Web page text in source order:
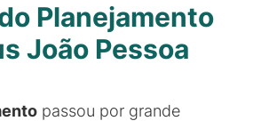
Planejamento
João Pessoa
passou por grande